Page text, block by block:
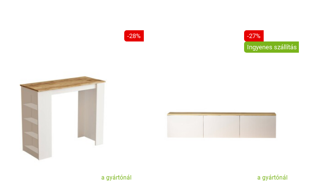
-28%
a gyártónál
-27%
Ingyenes szállítás
a gyártónál